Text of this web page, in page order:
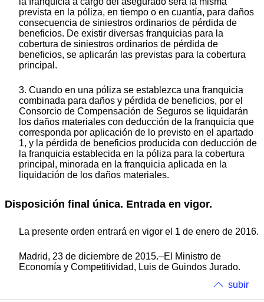
prevista en la póliza, en tiempo o en cuantía, para daños
consecuencia de siniestros ordinarios de pérdida de
beneficios. De existir diversas franquicias para la
cobertura de siniestros ordinarios de pérdida de
beneficios, se aplicarán las previstas para la cobertura
principal.
3. Cuando en una póliza se establezca una franquicia
combinada para daños y pérdida de beneficios, por el
Consorcio de Compensación de Seguros se liquidarán
los daños materiales con deducción de la franquicia que
corresponda por aplicación de lo previsto en el apartado
1, y la pérdida de beneficios producida con deducción de
la franquicia establecida en la póliza para la cobertura
principal, minorada en la franquicia aplicada en la
liquidación de los daños materiales.
Disposición final única. Entrada en vigor.
La presente orden entrará en vigor el 1 de enero de 2016.
Madrid, 23 de diciembre de 2015.–El Ministro de
Economía y Competitividad, Luis de Guindos Jurado.
subir